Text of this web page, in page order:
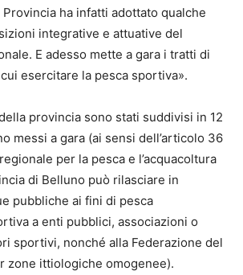
ha infatti adottato qualche
integrative e attuative del
E adesso mette a gara i tratti di
esercitare la pesca sportiva».
provincia sono stati suddivisi in 12
messi a gara (ai sensi dell’articolo 36
per la pesca e l’acquacoltura
di Belluno può rilasciare in
pubbliche ai fini di pesca
a enti pubblici, associazioni o
sportivi, nonché alla Federazione del
zone ittiologiche omogenee).